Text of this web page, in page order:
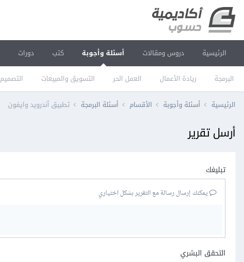
الرئيسية دروس ومقالات أسئلة وأجوبة
البرمجة ريادة الأعمال العمل الحر التسويق والمبيعات التصميم
كتب دورات
الرئيسية أسئلة وأجوبة الأقسام أسئلة البرمجة تطبيق أندرويد وايفون
أرسل تقرير
تبليغك
يمكنك إرسال رسالة مع التقرير بشكل اختياري
التحقق البشري